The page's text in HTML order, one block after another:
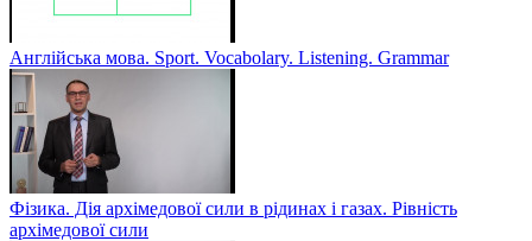
Англійська мова. Sport. Vocabolary. Listening. Grammar
Фізика. Дія архімедової сили в рідинах і газах. Рівність
архімедової сили